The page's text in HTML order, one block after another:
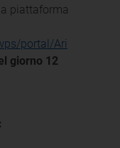
piattaforma
portal/Ari
giorno 12